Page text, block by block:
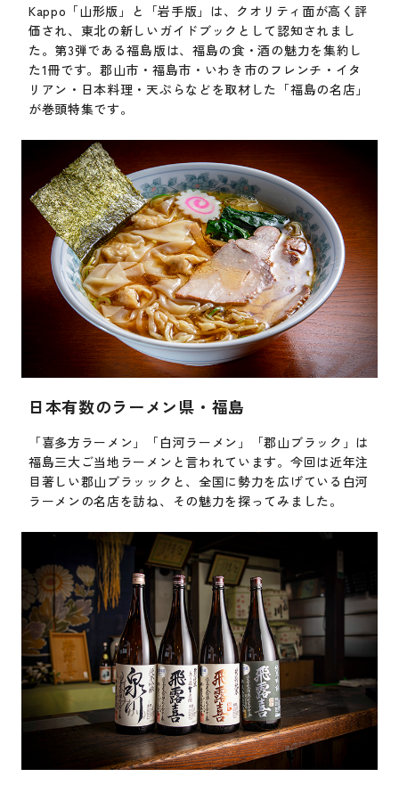
Kappo「山形版」と「岩手版」は、クオリティ面が高く評
価され、東北の新しいガイドブックとして認知されまし
た。第3弾である福島版は、福島の食・酒の魅力を集約し
た1冊です。郡山市・福島市・いわき市のフレンチ・イタ
リアン・日本料理・天ぷらなどを取材した「福島の名店」
が巻頭特集です。
日本有数のラーメン県・福島
「喜多方ラーメン」「白河ラーメン」「郡山ブラック」は
福島三大ご当地ラーメンと言われています。今回は近年注
目著しい郡山ブラッックと、全国に勢力を広げている白河
ラーメンの名店を訪ね、その魅力を探ってみました。